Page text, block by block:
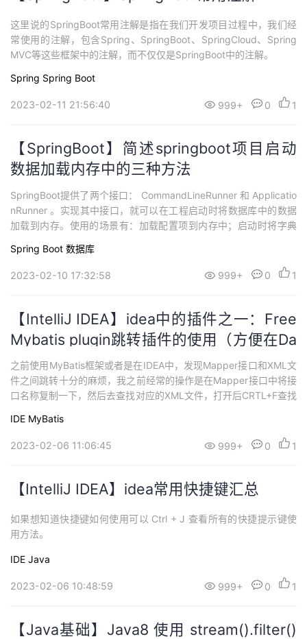
这里说的SpringBoot常用注解是指在我们开发项目过程中，我们经
常使用的注解，包含Spring、SpringBoot、SpringCloud、Spring
MVC等这些框架中的注解，而不仅仅是SpringBoot中的注解。
Spring Spring Boot
2023-02-11 21:56:40 999+ 0 1
【SpringBoot】简述springboot项目启动
数据加载内存中的三种方法
SpringBoot提供了两个接口： CommandLineRunner 和 Applicatio
nRunner 。实现其中接口，就可以在工程启动时将数据库中的数据
加载到内存。使用的场景有：加载配置项到内存中；启动时将字典
Spring Boot 数据库
2023-02-10 17:32:58 999+ 0 1
【IntelliJ IDEA】idea中的插件之一：Free
Mybatis plugin跳转插件的使用（方便在Da
o接口和Ma
之前使用MyBatis框架或者是在IDEA中，发现Mapper接口和XML文
件之间跳转十分的麻烦，我之前经常的操作是在Mapper接口中将接
口名称复制一下，然后去查找对应的XML文件，打开后CRTL+F查找
一款IDEA的插件解决了这个问题，把这个好用的跳转插件推荐给大
家。
IDE MyBatis
2023-02-06 11:06:45 999+ 0 1
【IntelliJ IDEA】idea常用快捷键汇总
如果想知道快捷键如何使用可以 Ctrl + J 查看所有的快捷提示键使
用方法。
IDE Java
2023-02-06 10:48:59 999+ 0 1
【Java基础】Java8 使用 stream().filter()